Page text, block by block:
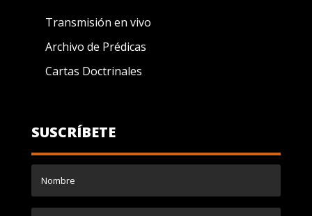
Transmisión en vivo
Archivo de Prédicas
Cartas Doctrinales
SUSCRÍBETE